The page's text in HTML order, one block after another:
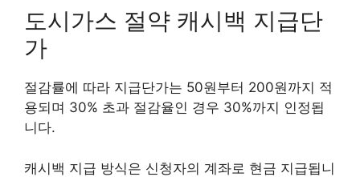
도시가스 절약 캐시백 지급단
가
절감률에 따라 지급단가는 50원부터 200원까지 적
용되며 30% 초과 절감율인 경우 30%까지 인정됩
니다.
캐시백 지급 방식은 신청자의 계좌로 현금 지급됩니